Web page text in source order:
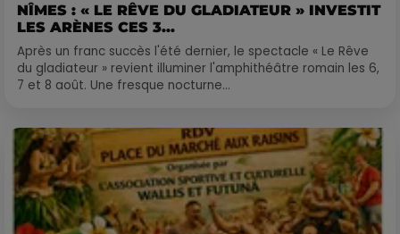
NÎMES : « LE RÊVE DU GLADIATEUR » INVESTIT
LES ARÈNES CES 3...
Après un franc succès l'été dernier, le spectacle « Le Rêve
du gladiateur » revient illuminer l'amphithéâtre romain les 6,
7 et 8 août. Une fresque nocturne...